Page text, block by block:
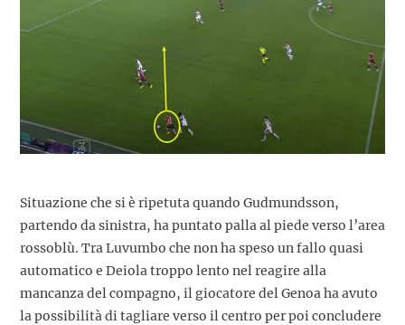
Situazione che si è ripetuta quando Gudmundsson,
partendo da sinistra, ha puntato palla al piede verso l’area
rossoblù. Tra Luvumbo che non ha speso un fallo quasi
automatico e Deiola troppo lento nel reagire alla
mancanza del compagno, il giocatore del Genoa ha avuto
la possibilità di tagliare verso il centro per poi concludere